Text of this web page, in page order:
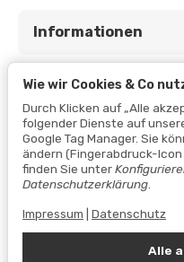
Informationen
Gesetzliche
Alle
Wie wir Cookies & Co
Durch Klicken auf „Alle
folgender Dienste auf
Google Tag Manager. Sie
ändern (Fingerabdruck-
finden Sie unter
Datenschutzerklärung.
Impressum Datenschutz